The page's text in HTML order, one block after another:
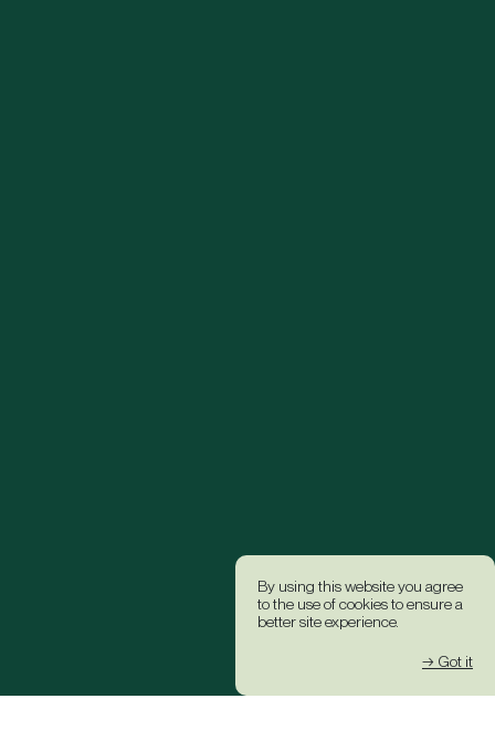
By using this website you agree
to the use of cookies to ensure a
better site experience.
→ Got it